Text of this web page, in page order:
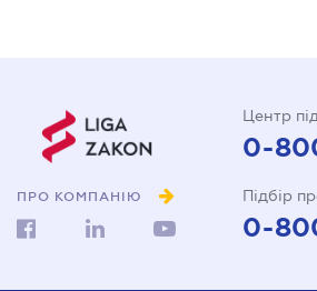
ПРО КОМПАНІЮ
Центр
0-
Підбір
0-